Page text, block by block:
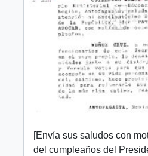
[Envía sus saludos con
del cumpleaños del